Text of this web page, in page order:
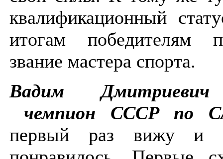
квалификационный
итогам победителям
звание мастера спорта.
Вадим Дмитриевич
чемпион СССР по
первый раз вижу и